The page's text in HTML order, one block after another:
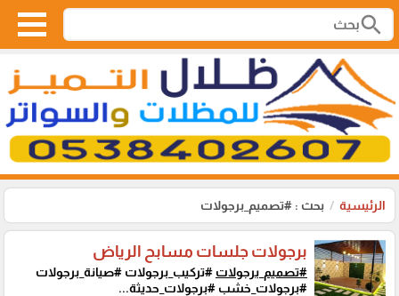
search
الرئيسية بحث : #تصميم_برجولات
برجولات جلسات مسابح الرياض
#تصميم_برجولات #تركيب_برجولات #صيانة_برجولات
#برجولات_خشب #برجولات_حديثة...